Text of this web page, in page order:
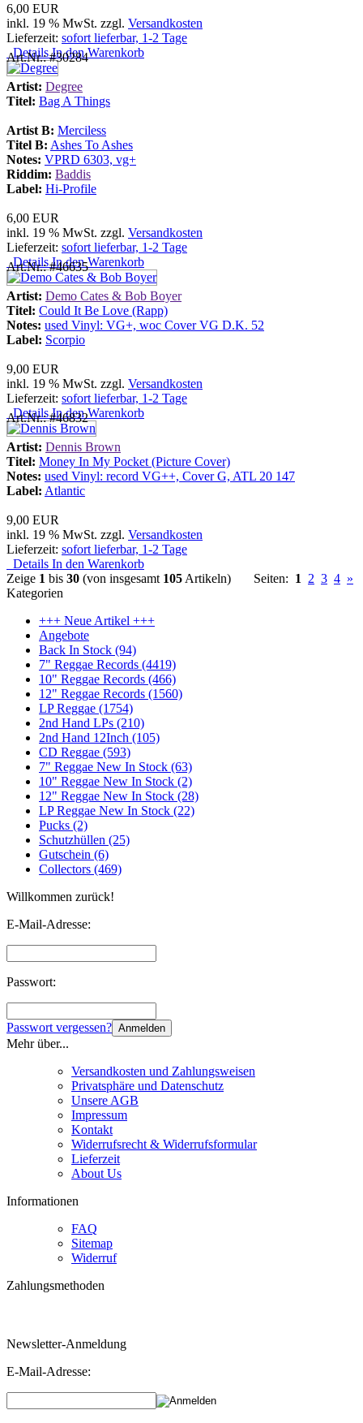
6,00 EUR
inkl. 19 % MwSt. zzgl. Versandkosten
Lieferzeit: sofort lieferbar, 1-2 Tage
DetailsIn den Warenkorb
Art.Nr.: #30284
Artist: Degree
Titel: Bag A Things
Artist B: Merciless
Titel B: Ashes To Ashes
Notes: VPRD 6303, vg+
Riddim: Baddis
Label: Hi-Profile
6,00 EUR
inkl. 19 % MwSt. zzgl. Versandkosten
Lieferzeit: sofort lieferbar, 1-2 Tage
DetailsIn den Warenkorb
Art.Nr.: #46635
Artist: Demo Cates & Bob Boyer
Titel: Could It Be Love (Rapp)
Notes: used Vinyl: VG+, woc Cover VG D.K. 52
Label: Scorpio
9,00 EUR
inkl. 19 % MwSt. zzgl. Versandkosten
Lieferzeit: sofort lieferbar, 1-2 Tage
DetailsIn den Warenkorb
Art.Nr.: #46832
Artist: Dennis Brown
Titel: Money In My Pocket (Picture Cover)
Notes: used Vinyl: record VG++, Cover G, ATL 20 147
Label: Atlantic
9,00 EUR
inkl. 19 % MwSt. zzgl. Versandkosten
Lieferzeit: sofort lieferbar, 1-2 Tage
Details In den Warenkorb
Zeige 1 bis 30 (von insgesamt 105 Artikeln) Seiten: 1 2 3 4 »
Kategorien
+++ Neue Artikel +++
Angebote
Back In Stock (94)
7" Reggae Records (4419)
10" Reggae Records (466)
12" Reggae Records (1560)
LP Reggae (1754)
2nd Hand LPs (210)
2nd Hand 12Inch (105)
CD Reggae (593)
7" Reggae New In Stock (63)
10" Reggae New In Stock (2)
12" Reggae New In Stock (28)
LP Reggae New In Stock (22)
Pucks (2)
Schutzhüllen (25)
Gutschein (6)
Collectors (469)
Willkommen zurück!
E-Mail-Adresse:
Passwort:
Passwort vergessen? Anmelden
Mehr über...
Versandkosten und Zahlungsweisen
Privatsphäre und Datenschutz
Unsere AGB
Impressum
Kontakt
Widerrufsrecht & Widerrufsformular
Lieferzeit
About Us
Informationen
FAQ
Sitemap
Widerruf
Zahlungsmethoden
Newsletter-Anmeldung
E-Mail-Adresse: